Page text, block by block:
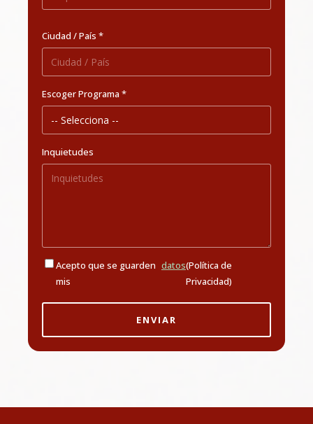
Ciudad / País *
Escoger Programa *
Inquietudes
Acepto que se guarden
mis
datos(Política de
Privacidad)
ENVIAR